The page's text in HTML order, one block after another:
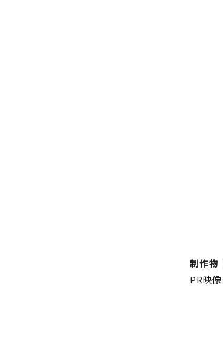
制作物
PR映像